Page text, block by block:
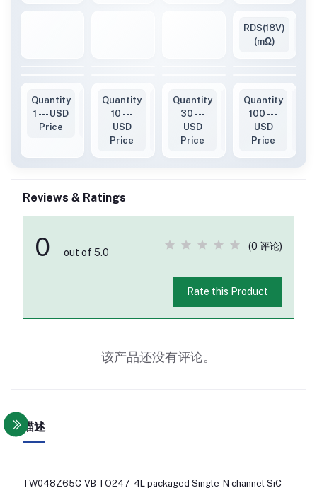
RDS(18V)
(mΩ)
Quantity
1 --- USD
Price
Quantity
10 ---
USD
Price
Quantity
30 ---
USD
Price
Quantity
100 ---
USD
Price
Reviews & Ratings
0 out of 5.0
(0 评论)
Rate this Product
该产品还没有评论。
描述
TW048Z65C-VB TO247-4L packaged Single-N channel SiC